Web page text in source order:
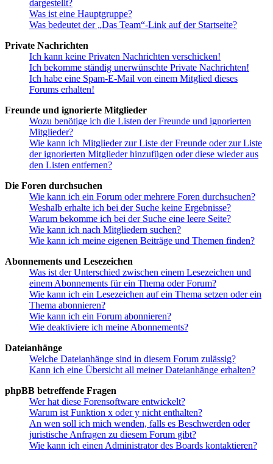
dargestellt?
Was ist eine Hauptgruppe?
Was bedeutet der „Das Team“-Link auf der Startseite?
Private Nachrichten
Ich kann keine Privaten Nachrichten verschicken!
Ich bekomme ständig unerwünschte Private Nachrichten!
Ich habe eine Spam-E-Mail von einem Mitglied dieses
Forums erhalten!
Freunde und ignorierte Mitglieder
Wozu benötige ich die Listen der Freunde und ignorierten
Mitglieder?
Wie kann ich Mitglieder zur Liste der Freunde oder zur Liste
der ignorierten Mitglieder hinzufügen oder diese wieder aus
den Listen entfernen?
Die Foren durchsuchen
Wie kann ich ein Forum oder mehrere Foren durchsuchen?
Weshalb erhalte ich bei der Suche keine Ergebnisse?
Warum bekomme ich bei der Suche eine leere Seite?
Wie kann ich nach Mitgliedern suchen?
Wie kann ich meine eigenen Beiträge und Themen finden?
Abonnements und Lesezeichen
Was ist der Unterschied zwischen einem Lesezeichen und
einem Abonnements für ein Thema oder Forum?
Wie kann ich ein Lesezeichen auf ein Thema setzen oder ein
Thema abonnieren?
Wie kann ich ein Forum abonnieren?
Wie deaktiviere ich meine Abonnements?
Dateianhänge
Welche Dateianhänge sind in diesem Forum zulässig?
Kann ich eine Übersicht all meiner Dateianhänge erhalten?
phpBB betreffende Fragen
Wer hat diese Forensoftware entwickelt?
Warum ist Funktion x oder y nicht enthalten?
An wen soll ich mich wenden, falls es Beschwerden oder
juristische Anfragen zu diesem Forum gibt?
Wie kann ich einen Administrator des Boards kontaktieren?